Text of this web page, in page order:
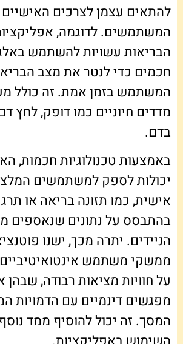
להתאים עצמן לצרכים
המשתמשים. לדוגמה,
הבריאות עשויות להשתמש
חכמים כדי לנטר את מצב
המשתמש בזמן אמת. זה כולל
מדדים חיוניים כמו דופק, לחץ
בדם.
באמצעות טכנולוגיות חכמות,
יכולות לספק למשתמשים
אישית, כמו תזונה בריאה או
בהתבסס על נתונים שנאספים
הניידים. יתרה מכך, ישנו
ממשקי משתמש
על חוויות מציאות רבודה,
מפגשים דינמיים עם הדמויות
המסך. זה יכול להוסיף ממד נוסף